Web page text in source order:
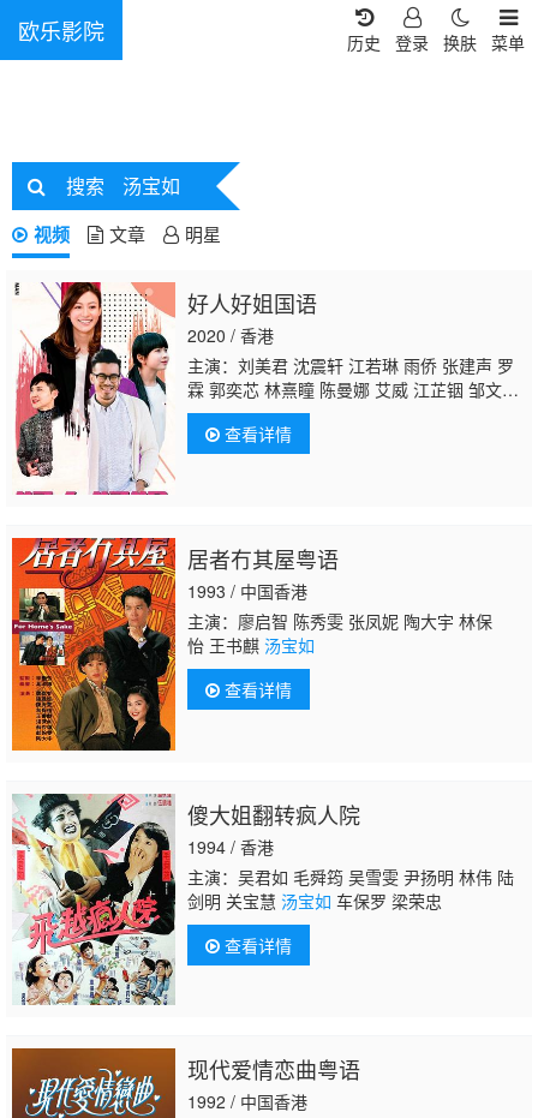
欧乐影院 菜单
换肤
登录
历史
搜索 汤宝如
视频 文章 明星
好人好姐国语
2020 / 香港
主演：刘美君 沈震轩 江若琳 雨侨 张建声 罗
霖 郭奕芯 林熹瞳 陈曼娜 艾威 江芷铟 邹文
正 王家敏 李影 黎泽恩 陳澄騫 姚琰欣
吴日言 郭慧 袁嘉敏 庄韵澄
查看详情
居者冇其屋粤语
1993 / 中国香港
主演：廖启智 陈秀雯 张凤妮 陶大宇 林保
怡 王书麒 汤宝如
查看详情
傻大姐翻转疯人院
1994 / 香港
主演：吴君如 毛舜筠 吴雪雯 尹扬明 林伟 陆
剑明 关宝慧 汤宝如 车保罗 梁荣忠
查看详情
现代爱情恋曲粤语
1992 / 中国香港